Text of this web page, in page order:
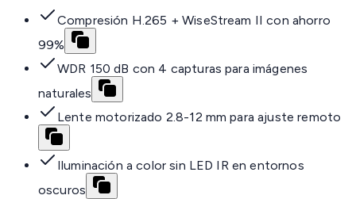
Compresión H.265 + WiseStream II con ahorro
99%
WDR 150 dB con 4 capturas para imágenes
naturales
Lente motorizado 2.8-12 mm para ajuste remoto
Iluminación a color sin LED IR en entornos
oscuros